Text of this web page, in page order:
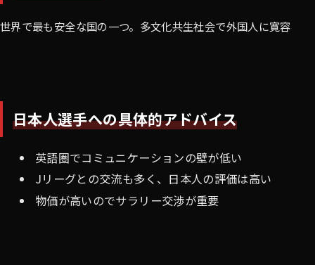
世界で最も安全な国の一つ。多文化共生社会で外国人に寛容
日本人選手への具体的アドバイス
英語圏でコミュニケーションの壁が低い
Jリーグとの交流も多く、日本人の評価は高い
物価が高いのでサラリー交渉が重要